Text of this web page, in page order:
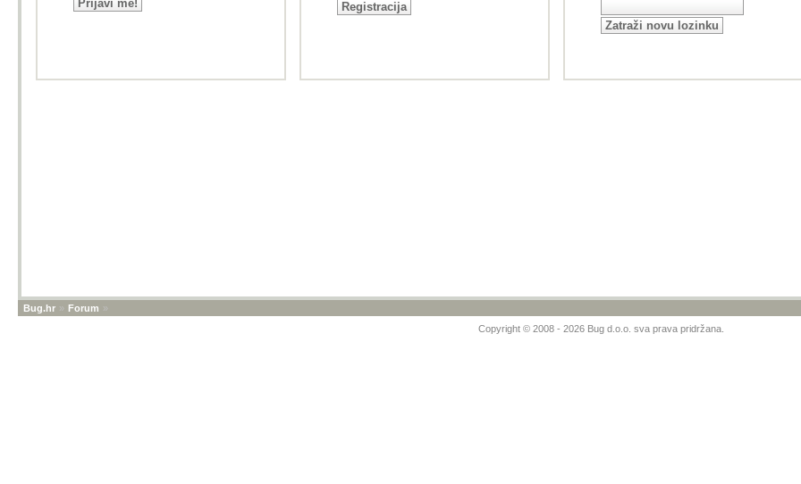
Bug.hr » Forum »
Copyright © 2008 - 2026 Bug d.o.o. sva prava pridržana.